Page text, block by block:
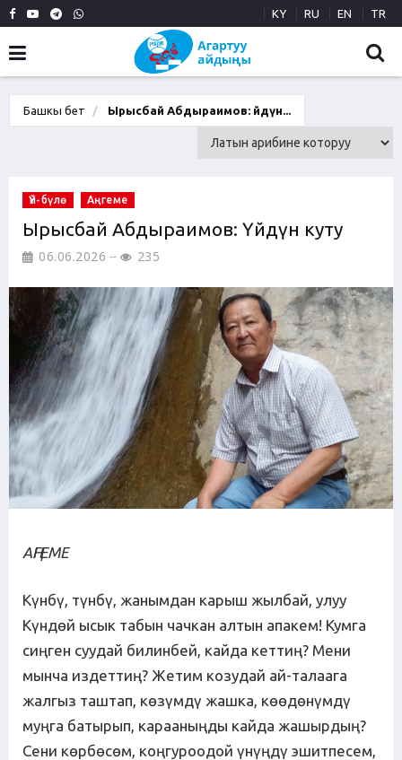
KY RU EN TR
Башкы бет Ырысбай Абдыраимов: Үйдүн...
Үй-бүлө Аңгеме
Ырысбай Абдыраимов: Үйдүн куту
06.06.2026 235
АҢГЕМЕ
Күнбү, түнбү, жанымдан карыш жылбай, улуу
Күндөй ысык табын чачкан алтын апакем! Кумга
сиңген суудай билинбей, кайда кеттиң? Мени
мынча издеттиң? Жетим козудай ай-талаага
жалгыз таштап, көзүмдү жашка, көөдөнүмдү
муңга батырып, карааныңды кайда жашырдың?
Сени көрбөсөм, коңгуроодой үнүңдү эшитпесем,